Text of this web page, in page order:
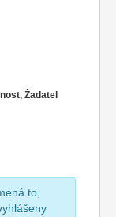
Žadatel
to,